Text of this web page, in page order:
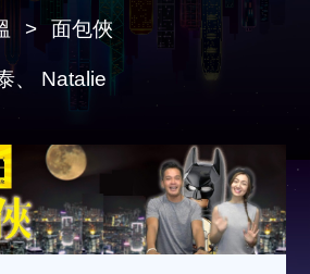
面包俠
、 Natalie